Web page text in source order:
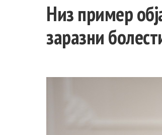
Низ пример
заразни